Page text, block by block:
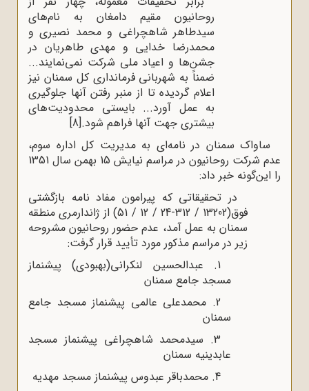
روحانیون مقیم دامغان به نام‌های
سیدطاهر شاهچراغی و محمد نصیری و
محمدرضا خدایی و مهدی طاهریان در
جشن‌ها و اعیاد ملی شرکت نمی‌نمایند...
ضمناً به شهربانی فرمانداری کل سمنان نیز
اعلام گردیده تا از منبر رفتن آنها جلوگیری
به عمل آورد... بایستی محدودیت‌های
بیشتری جهت آنها فراهم شود.[8]
ساواک سمنان در نامه‌ای به مدیریت کل اداره سوم،
عدم شرکت روحانیون در مراسم نیایش 15 بهمن سال 1351
را این‌گونه خبر داد:
در تحقیقاتی که پیرامون مفاد نامه بازگشتی
فوق(13202 / 312-24 / 12 / 51) از ژاندارمری منطقه
سمنان به عمل آمد، عدم حضور روحانیون مشروحه
زیر در مراسم مذکور مورد تأیید قرار گرفت:
1. عبدالحسین لنکرانی(بهبودی) پیشنماز
مسجد جامع سمنان
2. محمدعلی عالمی پیشنماز مسجد جامع
سمنان
3. سیدمحمد شاهچراغی پیشنماز مسجد
عابدینیه سمنان